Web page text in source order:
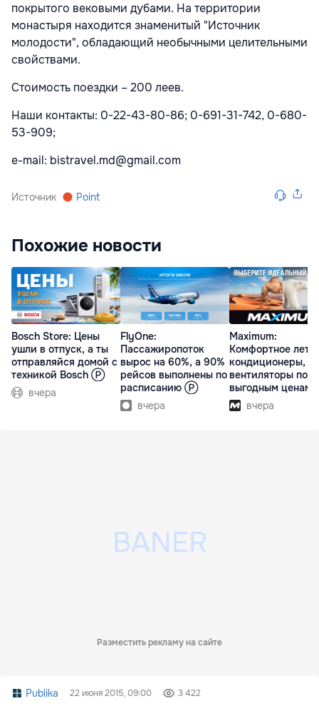
покрытого вековыми дубами. На территории
монастыря находится знаменитый "Источник
молодости", обладающий необычными целительными
свойствами.
Стоимость поездки – 200 леев.
Наши контакты: 0-22-43-80-86; 0-691-31-742, 0-680-
53-909;
e-mail: bistravel.md@gmail.com
Источник Point
Похожие новости
Bosch Store: Цены
ушли в отпуск, а ты
отправляйся домой с
техникой Bosch Ⓟ
вчера
FlyOne:
Пассажиропоток
вырос на 60%, а 90%
рейсов выполнены по
расписанию Ⓟ
вчера
Maximum:
Комфортное лето
кондиционеры,
вентиляторы по
выгодным
вчера
Разместить рекламу на сайте
Publika 22 июня 2015, 09:00 3 422